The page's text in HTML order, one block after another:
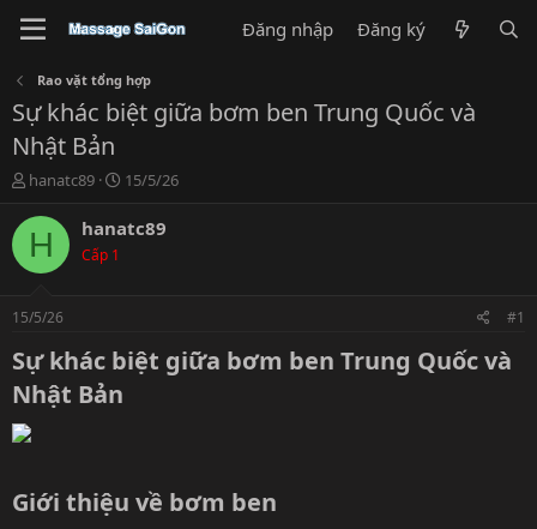
Đăng nhập Đăng ký
Rao vặt tổng hợp
Sự khác biệt giữa bơm ben Trung Quốc và
Nhật Bản
T
r
e
a
s
t
a
r
r
hanatc89
N
à
15/5/26
H hanatc89
Cấp 1
15/5/26 #1
Sự khác biệt giữa bơm ben Trung Quốc và
Nhật Bản​
Giới thiệu về bơm ben​